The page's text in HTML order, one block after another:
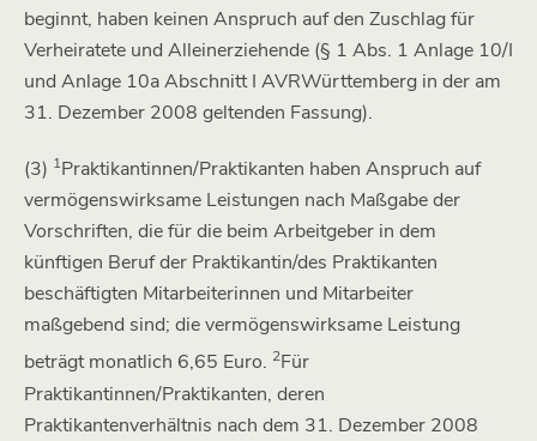
beginnt, haben keinen Anspruch auf den Zuschlag für
Verheiratete und Alleinerziehende (§ 1 Abs. 1 Anlage 10/I
und Anlage 10a Abschnitt I AVRWürttemberg in der am
31. Dezember 2008 geltenden Fassung).
(3) 1Praktikantinnen/Praktikanten haben Anspruch auf
vermögenswirksame Leistungen nach Maßgabe der
Vorschriften, die für die beim Arbeitgeber in dem
künftigen Beruf der Praktikantin/des Praktikanten
beschäftigten Mitarbeiterinnen und Mitarbeiter
maßgebend sind; die vermögenswirksame Leistung
beträgt monatlich 6,65 Euro. 2Für
Praktikantinnen/Praktikanten, deren
Praktikantenverhältnis nach dem 31. Dezember 2008